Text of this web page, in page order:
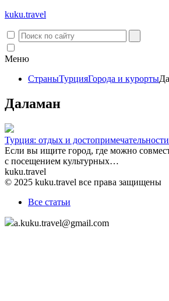
kuku.travel
Меню
СтраныТурцияГорода и курорты
Даламан
Турция: отдых и
Если вы ищите город, где можно
с посещением культурных…
kuku.travel
© 2025 kuku.travel все права защищены
Все статьи
a.kuku.travel@gmail.com